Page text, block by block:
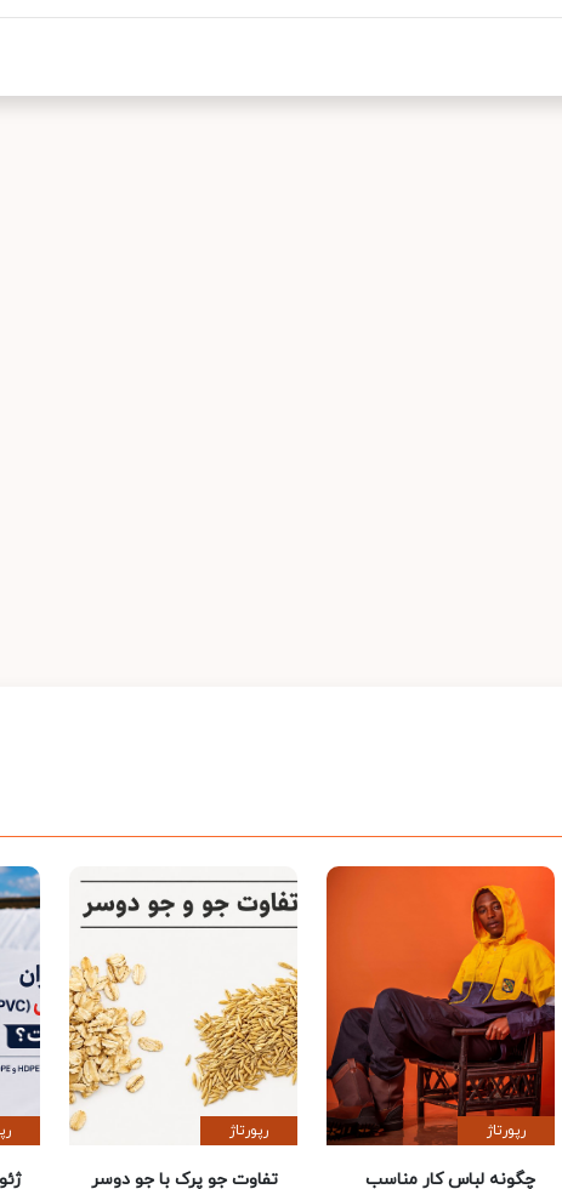
رپورتاژ
چگونه لباس کار مناسب
رپورتاژ
تفاوت جو پرک با جو دوسر